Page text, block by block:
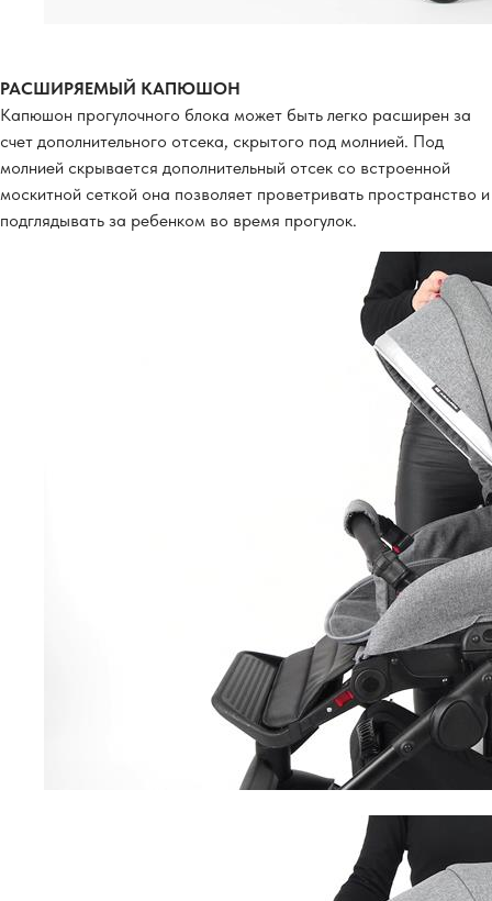
РАСШИРЯЕМЫЙ КАПЮШОН
Капюшон прогулочного блока может быть легко расширен за
счет дополнительного отсека, скрытого под молнией. Под
молнией скрывается дополнительный отсек со встроенной
москитной сеткой она позволяет проветривать пространство и
подглядывать за ребенком во время прогулок.